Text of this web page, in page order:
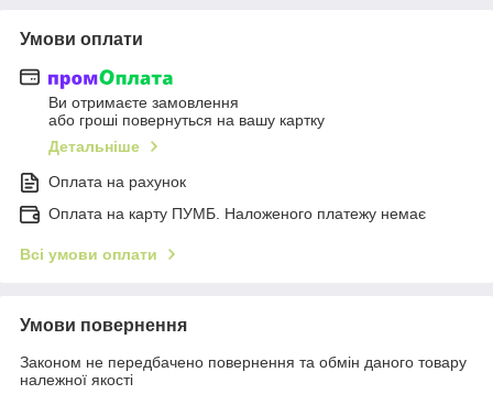
Умови оплати
Ви отримаєте замовлення
або гроші повернуться на вашу картку
Детальніше
Оплата на рахунок
Оплата на карту ПУМБ. Наложеного платежу немає
Всі умови оплати
Умови повернення
Законом не передбачено повернення та обмін даного товару
належної якості